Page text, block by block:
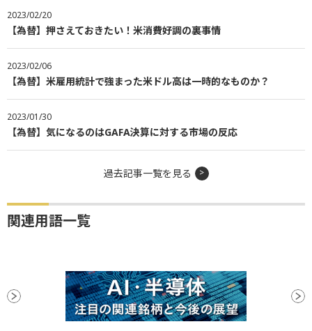
2023/02/20
【為替】押さえておきたい！米消費好調の裏事情
2023/02/06
【為替】米雇用統計で強まった米ドル高は一時的なものか？
2023/01/30
【為替】気になるのはGAFA決算に対する市場の反応
過去記事一覧を見る
関連用語一覧